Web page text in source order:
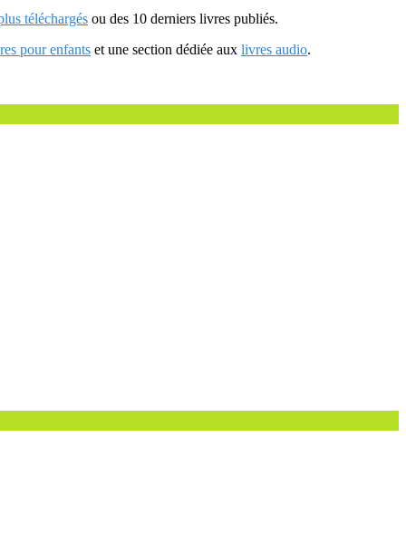
téléchargés ou des 10 derniers livres publiés.
pour enfants et une section dédiée aux livres audio.